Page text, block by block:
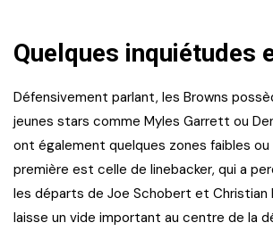
Quelques inquiétudes
Défensivement parlant, les Browns
jeunes stars comme Myles Garrett ou
ont également quelques zones faibles ou
première est celle de linebacker, qui a
les départs de Joe Schobert et Christian
laisse un vide important au centre de la